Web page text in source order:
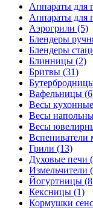
Аппараты для
Аппараты для
Аэрогрили (5)
Блендеры
Блендеры
Блинницы (2)
Бритвы (31)
Вафельницы
Весы
Весы
Весы
Вспениватели
Грили (13)
Духовые печи
Измельчители
Йогуртницы
Кексницы (1)
Кормушки